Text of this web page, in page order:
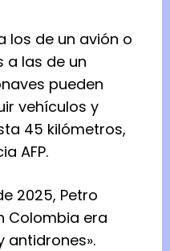
los de un avión o
a las de un
pueden
vehículos y
45 kilómetros,
AFP.
2025, Petro
Colombia era
antidrones».